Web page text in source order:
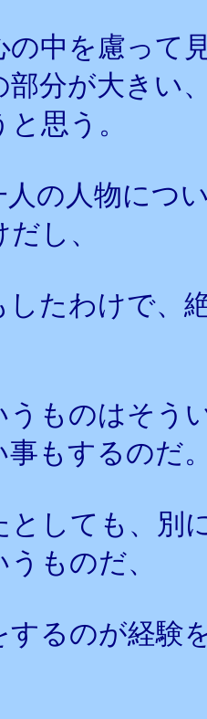
の中を慮って
部分が大きい
思う。
人の人物につ
し、
したわけで、
うものはそう
事もするのだ
としても、別
ものだ、
するのが経験